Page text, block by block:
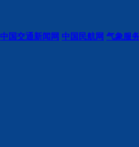
中国交通新闻网 中国民航网 气象服